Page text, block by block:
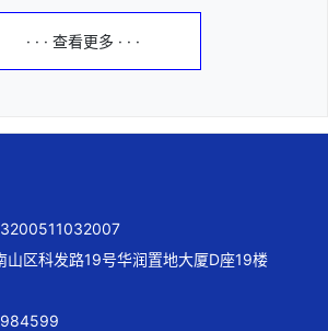
· · · 查看更多 · · ·
山区科发路19号华润置地大厦D座19楼